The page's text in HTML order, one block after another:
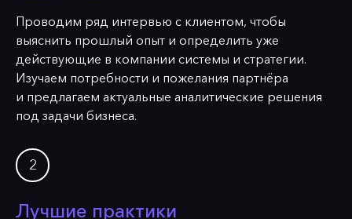
Проводим ряд интервью с клиентом, чтобы
выяснить прошлый опыт и определить уже
действующие в компании системы и стратегии.
Изучаем потребности и пожелания партнёра
и предлагаем актуальные аналитические решения
под задачи бизнеса.
Лучшие практики